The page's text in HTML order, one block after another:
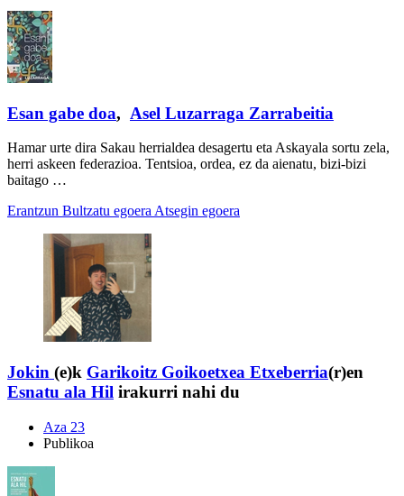
Esan gabe doa, Asel Luzarraga Zarrabeitia
Hamar urte dira Sakau herrialdea desagertu eta Askayala sortu zela,
herri askeen federazioa. Tentsioa, ordea, ez da aienatu, bizi-bizi
baitago …
Erantzun Bultzatu egoeraAtsegin egoera
Jokin (e)k Garikoitz Goikoetxea Etxeberria(r)en
Esnatu ala Hil irakurri nahi du
Aza 23
Publikoa